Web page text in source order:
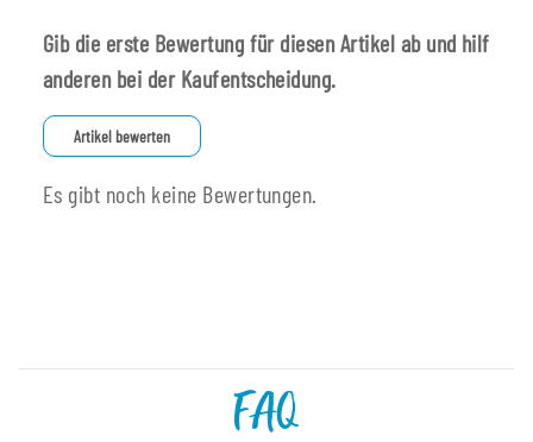
Gib die erste Bewertung für diesen Artikel ab und hilf
anderen bei der Kaufentscheidung.
Artikel bewerten
Es gibt noch keine Bewertungen.
FAQ